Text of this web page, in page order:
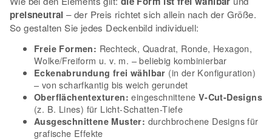
preisneutral – der Preis richtet sich allein nach der Größe.
So gestalten Sie jedes Deckenbild individuell:
Freie Formen: Rechteck, Quadrat, Ronde, Hexagon,
Wolke/Freiform u. v. m. – beliebig kombinierbar
Eckenabrundung frei wählbar (in der Konfiguration)
– von scharfkantig bis weich gerundet
Oberflächentexturen: eingeschnittene V-Cut-Designs
(z. B. Lines) für Licht-Schatten-Tiefe
Ausgeschnittene Muster: durchbrochene Designs für
grafische Effekte